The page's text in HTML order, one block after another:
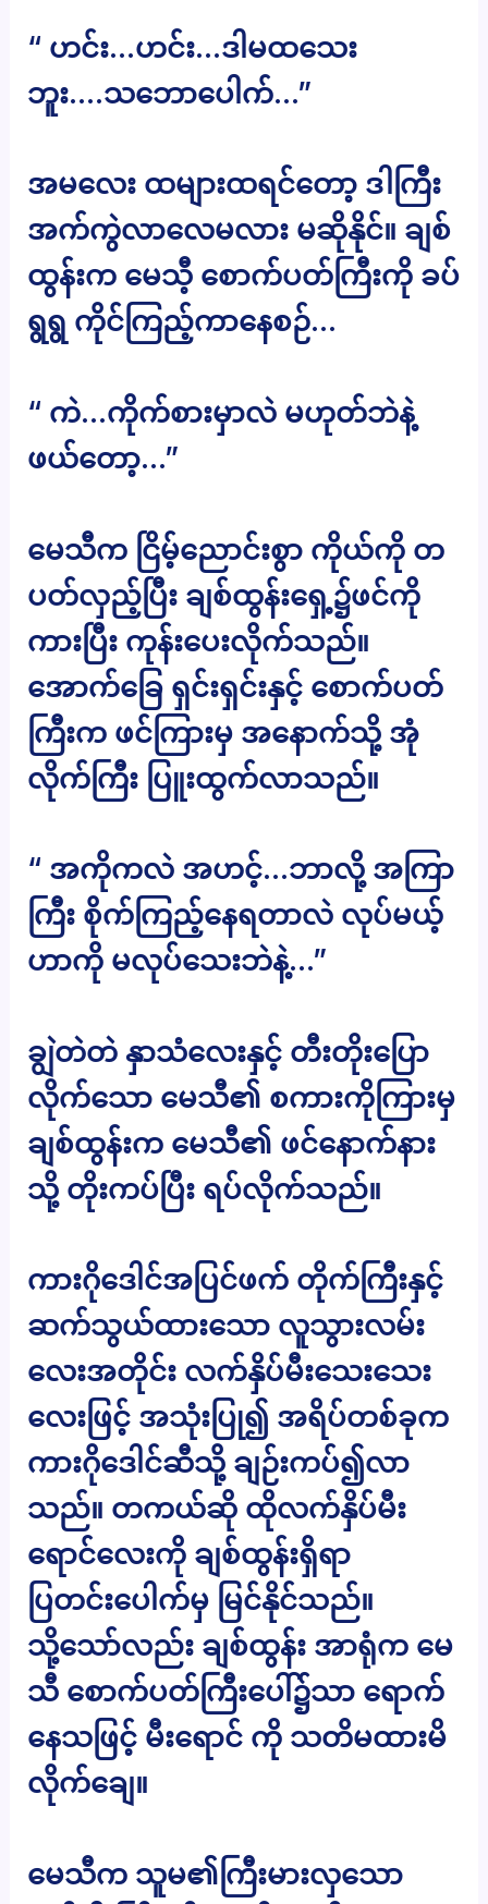
“ ဟင်း…ဟင်း…ဒါမထသေး
ဘူး….သဘောပေါက်…”
အမလေး ထများထရင်တော့ ဒါကြီး
အက်ကွဲလာလေမလား မဆိုနိုင်။ ချစ်
ထွန်းက မေသီ့ စောက်ပတ်ကြီးကို ခပ်
ရွရွ ကိုင်ကြည့်ကာနေစဉ်…
“ ကဲ…ကိုက်စားမှာလဲ မဟုတ်ဘဲနဲ့
ဖယ်တော့…”
မေသီက ငြိမ့်ညောင်းစွာ ကိုယ်ကို တ
ပတ်လှည့်ပြီး ချစ်ထွန်းရှေ့၌ဖင်ကို
ကားပြီး ကုန်းပေးလိုက်သည်။
အောက်ခြေ ရှင်းရှင်းနှင့် စောက်ပတ်
ကြီးက ဖင်ကြားမှ အနောက်သို့ အုံ
လိုက်ကြီး ပြူးထွက်လာသည်။
“ အကိုကလဲ အဟင့်…ဘာလို့ အကြာ
ကြီး စိုက်ကြည့်နေရတာလဲ လုပ်မယ့်
ဟာကို မလုပ်သေးဘဲနဲ့…”
ချွဲတဲတဲ နှာသံလေးနှင့် တီးတိုးပြော
လိုက်သော မေသီ၏ စကားကိုကြားမှ
ချစ်ထွန်းက မေသီ၏ ဖင်နောက်နား
သို့ တိုးကပ်ပြီး ရပ်လိုက်သည်။
ကားဂိုဒေါင်အပြင်ဖက် တိုက်ကြီးနှင့်
ဆက်သွယ်ထားသော လူသွားလမ်း
လေးအတိုင်း လက်နှိပ်မီးသေးသေး
လေးဖြင့် အသုံးပြု၍ အရိပ်တစ်ခုက
ကားဂိုဒေါင်ဆီသို့ ချဉ်းကပ်၍လာ
သည်။ တကယ်ဆို ထိုလက်နှိပ်မီး
ရောင်လေးကို ချစ်ထွန်းရှိရာ
ပြတင်းပေါက်မှ မြင်နိုင်သည်။
သို့သော်လည်း ချစ်ထွန်း အာရုံက မေ
သီ စောက်ပတ်ကြီးပေါ်၌သာ ရောက်
နေသဖြင့် မီးရောင် ကို သတိမထားမိ
လိုက်ချေ။
မေသီက သူမ၏ကြီးမားလှသော